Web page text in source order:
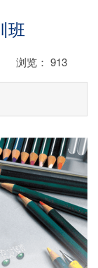
班
浏览： 913